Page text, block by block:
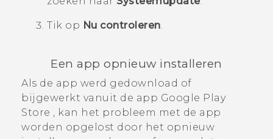
Tik op Nu controleren.
Een app opnieuw installeren
Als de app werd gedownload of
bijgewerkt vanuit de app Google Play
Store , kan het probleem met de app
worden opgelost door het opnieuw